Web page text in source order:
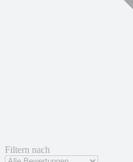
Filtern nach